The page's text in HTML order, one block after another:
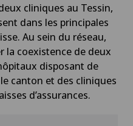
cliniques au Tessin,
dans les principales
Au sein du réseau,
la coexistence de deux
disposant de
canton et des cliniques
d’assurances.